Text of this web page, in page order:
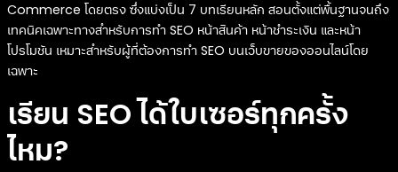
Commerce โดยตรง ซึ่งแบ่งเป็น 7 บทเรียนหลัก สอนตั้งแต่พื้นฐานจนถึง
เทคนิคเฉพาะทางสำหรับการทำ SEO หน้าสินค้า หน้าชำระเงิน และหน้า
โปรโมชัน เหมาะสำหรับผู้ที่ต้องการทำ SEO บนเว็บขายของออนไลน์โดย
เฉพาะ
เรียน SEO ได้ใบเซอร์ทุกครั้ง
ไหม?